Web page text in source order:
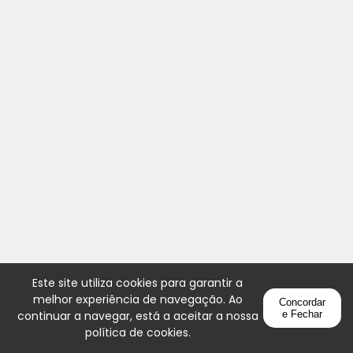
Este site utiliza cookies para garantir a
melhor experiência de navegação. Ao
continuar a navegar, está a aceitar a nossa
política de cookies.
Concordar
e Fechar